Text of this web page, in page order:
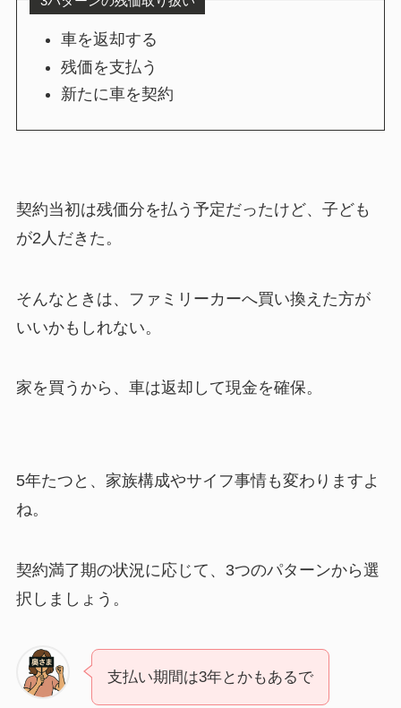
車を返却する
残価を支払う
新たに車を契約
契約当初は残価分を払う予定だったけど、子ども
が2人だきた。
そんなときは、ファミリーカーへ買い換えた方が
いいかもしれない。
家を買うから、車は返却して現金を確保。
5年たつと、家族構成やサイフ事情も変わりますよ
ね。
契約満了期の状況に応じて、3つのパターンから選
択しましょう。
支払い期間は3年とかもあるで